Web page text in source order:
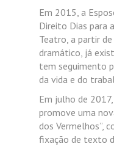
Em 2015, a
Direito Dias para
Teatro, a partir
dramático, já
tem seguimento
da vida e do
Em julho de
promove uma
dos Vermelhos”,
fixação de texto